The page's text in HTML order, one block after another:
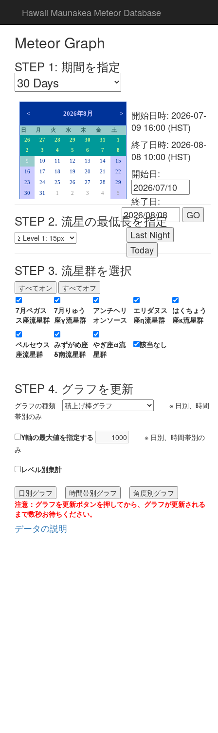
Hawaii Maunakea Meteor Database
Meteor Graph
STEP 1: 期間を指定
< 2026年8月 >
日 月 火 水 木 金
土
26
27 28 29 30 31
1
2
3 4 5 6 7
8
9
10 11 12 13 14
15
16
17 18 19 20 21
22
23
24 25 26 27 28
29
30
31 1 2 3 4 5
開始日時: 2026-07-
09 16:00 (HST)
終了日時: 2026-08-
08 10:00 (HST)
開始日:
終了日:
STEP 2. 流星の最低長を指定
STEP 3. 流星群を選択
7月ペガス
ス座流星群
7月りゅう
座γ流星群
アンチヘリ
オンソース
エリダヌス
座η流星群
はくちょう
座κ流星群
ペルセウス
座流星群
みずがめ座
δ南流星群
やぎ座α流
星群
該当なし
STEP 4. グラフを更新
グラフの種類
※ 日別、時間
帯別のみ
Y軸の最大値を指定する
※ 日別、時間帯別の
み
レベル別集計
注意：グラフを更新ボタンを押してから、グラフが更新される
まで数秒お待ちください。
データの説明